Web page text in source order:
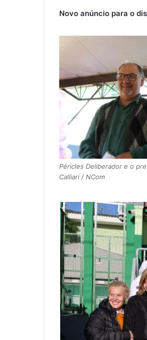
Novo anúncio para o
Péricles Deliberador e o
Calliari / NCom